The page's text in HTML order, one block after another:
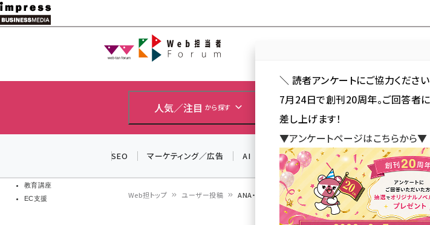
メ
イ
教育講座
EC支援
Web担当者Forum
人気／注目 から探す カテゴリ／種別 から探す セ
SEO マーケティング／広告 AI SNS アクセス解析／データ分析 サ
Web担トップ ユーザー投稿 ANA・ヤフー・ぐるなび事例紹介！スマートフォン向けEメールマ
＼ 読者アンケートにご協力くださ
7月24日で創刊20周年。ご回答者
差し上げます！
▼アンケートページはこちらから▼